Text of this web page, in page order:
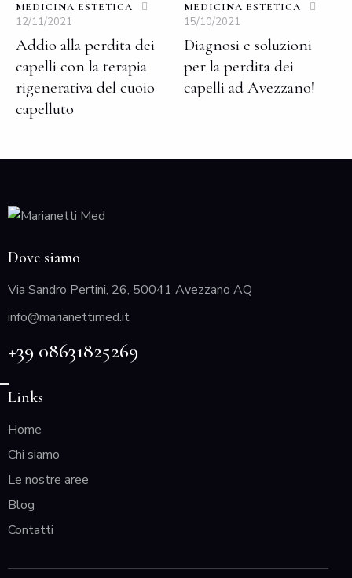
MEDICINA ESTETICA
12/11/2021
Addio alla perdita dei
capelli con la terapia
rigenerativa del cuoio
capelluto
MEDICINA ESTETICA
15/10/2021
Diagnosi e soluzioni
per la perdita dei
capelli ad Avezzano!
Dove siamo
Via Sandro Pertini, 26, 50041 Avezzano AQ
info@marianettimed.it
+39 08631825269
Links
Home
Chi siamo
Le nostre aree
Blog
Contatti